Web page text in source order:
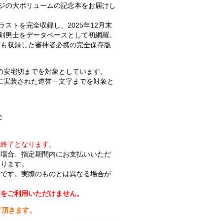
の大ボリュームの記念本をお届けし
ストを完全収録し、2025年12月末
士をデータベースとして初網羅。
収録した審神者必携の完全保存版
宅切までを対象としています。
装された道誉一文字までを対象と
了となります。
合、指定期間内にお支払いいただ
ます。
す。実際のものとは異なる場合が
ご利用いただけません。
きます。